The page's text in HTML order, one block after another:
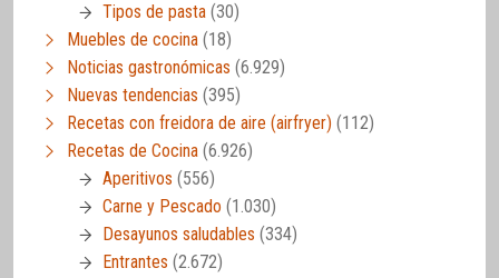
Tipos de pasta (30)
Muebles de cocina (18)
Noticias gastronómicas (6.929)
Nuevas tendencias (395)
Recetas con freidora de aire (airfryer) (112)
Recetas de Cocina (6.926)
Aperitivos (556)
Carne y Pescado (1.030)
Desayunos saludables (334)
Entrantes (2.672)